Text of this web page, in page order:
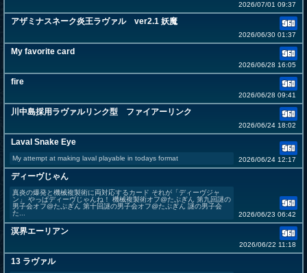
2026/07/01 09:37
アザミナスネーク炎王ラヴァル ver2.1 妖魔
2026/06/30 01:37
My favorite card
2026/06/28 16:05
fire
2026/06/28 09:41
川中島採用ラヴァルリンク型 ファイアーリンク
2026/06/24 18:02
Laval Snake Eye
My attempt at making laval playable in todays format 2026/06/24 12:17
ディーヴじゃん
真炎の爆発と機械複製術に両対応するカード それが「ディーヴジャ
ン」 やっぱディーヴじゃんね！ 機械複製術オフ@たぷぎん 第九回謎の
男子会オフ@たぷぎん 第十回謎の男子会オフ@たぷぎん 謎の男子会
た...
2026/06/23 06:42
溟界エーリアン
2026/06/22 11:18
13 ラヴァル